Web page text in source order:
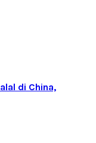
di China,